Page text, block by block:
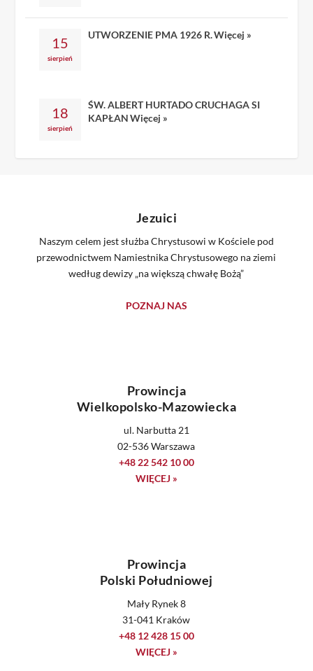
15
sierpień
UTWORZENIE PMA 1926 R.Więcej »
18
sierpień
ŚW. ALBERT HURTADO CRUCHAGA SI
KAPŁAN Więcej »
Jezuici
Naszym celem jest służba Chrystusowi w Kościele pod
przewodnictwem Namiestnika Chrystusowego na ziemi
według dewizy „na większą chwałę Bożą”
POZNAJ NAS
Prowincja
Wielkopolsko-Mazowiecka
ul. Narbutta 21
02-536 Warszawa
+48 22 542 10 00
WIĘCEJ »
Prowincja
Polski Południowej
Mały Rynek 8
31-041 Kraków
+48 12 428 15 00
WIĘCEJ »